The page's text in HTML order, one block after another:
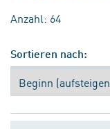
Anzahl: 64
Sortieren nach: